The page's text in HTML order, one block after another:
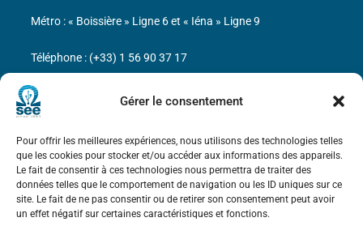
Gérer le consentement
Pour offrir les meilleures expériences, nous utilisons des technologies telles
que les cookies pour stocker et/ou accéder aux informations des appareils.
Le fait de consentir à ces technologies nous permettra de traiter des
données telles que le comportement de navigation ou les ID uniques sur ce
site. Le fait de ne pas consentir ou de retirer son consentement peut avoir
un effet négatif sur certaines caractéristiques et fonctions.
Bicentenaire des découvertes d’André-
Marie Ampère
Mentions légales
Métro : « Boissière » Ligne 6 et « Iéna » Ligne 9
Téléphone : (+33) 1 56 90 37 17
N° de SIREN : 785 393 232, Code APE : 9412Z TVA intra-
communautaire : FR44 785 393 232